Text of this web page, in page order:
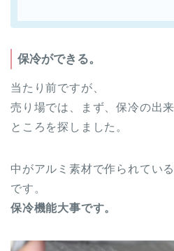
保冷ができる。
当たり前ですが、
売り場では、まず、保冷の出
ところを探しました。
中がアルミ素材で作られてい
です。
保冷機能大事です。